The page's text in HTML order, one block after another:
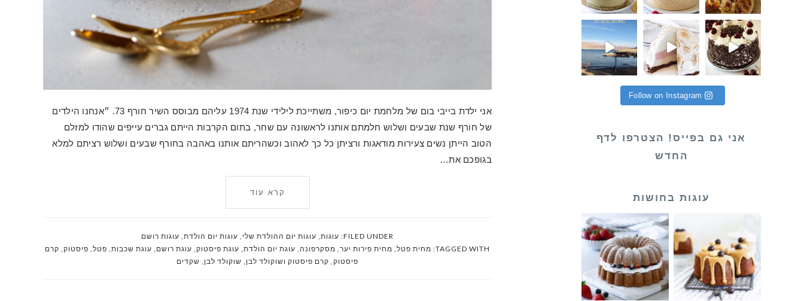
אני ילדת בייבי בום של מלחמת יום כיפור, משתייכת לילידי שנת 1974 עליהם מבוסס השיר חורף 73. ״אנחנו הילדים
של חורף שנת שבעים ושלוש חלמתם אותנו לראשונה עם שחר, בתום הקרבות הייתם גברים עייפים שהודו למזלם
הטוב הייתן נשים צעירות מודאגות ורציתן כל כך לאהוב וכשהריתם אותנו באהבה בחורף שבעים ושלוש רציתם למלא
בגופכם את…
קרא עוד
FILED UNDER: עוגות, עוגות יום ההולדת שלי , עוגות יום הולדת, עוגות רושם
TAGGED WITH: מחית פטל, מחית פירות יער, מסקרפונה, עוגת יום הולדת, עוגת פיסטוק, עוגת רושם , עוגת שכבות, פטל, פיסטוק, קרם
פיסטוק, קרם פיסטוק ושוקולד לבן , שוקולד לבן , שקדים
לילידי יוני! והחודש הע
שלי לקראת שחרור (סוף סוף אחרי שירות
Follow on Instagram
אני גם בפייס! הצטרפו לדף
החדש
עוגות בחושות